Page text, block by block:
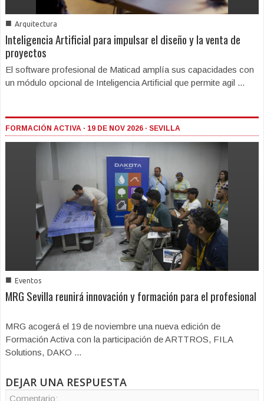
■ Arquitectura
Inteligencia Artificial para impulsar el diseño y la venta de
proyectos
El software profesional de Maticad amplía sus capacidades con
un módulo opcional de Inteligencia Artificial que permite agil ...
FORMACIÓN ACTIVA · 19 DE NOV 2026 · SEVILLA
■ Eventos
MRG Sevilla reunirá innovación y formación para el profesional
MRG acogerá el 19 de noviembre una nueva edición de
Formación Activa con la participación de ARTTROS, FILA
Solutions, DAKO ...
DEJAR UNA RESPUESTA